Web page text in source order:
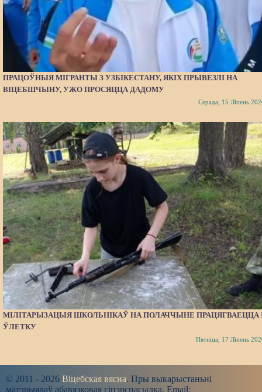
ПРАЦОЎНЫЯ МІГРАНТЫ З УЗБІКЕСТАНУ, ЯКІХ ПРЫВЕЗЛІ НА
ВІЦЕБШЧЫНУ, УЖО ПРОСЯЦЦА ДАДОМУ
Серада, 15 Ліпень
МІЛІТАРЫЗАЦЫЯ ШКОЛЬНІКАЎ НА ПОЛАЧЧЫНЕ ПРАЦЯГВАЕЦЦА
ЎЛЕТКУ
Пятніца, 17 Ліпень
© 2011 - 2026 Віцебская вясна. Пры выкарыстаньні
матэрыялаў абавязковая гіпэрспасылка. Email: